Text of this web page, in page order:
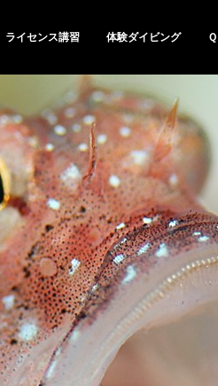
ライセンス講習 体験ダイビング